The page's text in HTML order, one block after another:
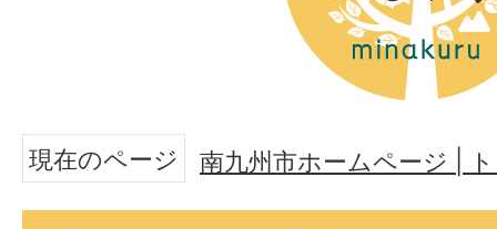
現在のページ 南九州市ホームページ |